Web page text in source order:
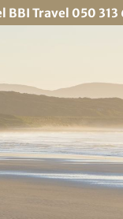
BBI Travel 050